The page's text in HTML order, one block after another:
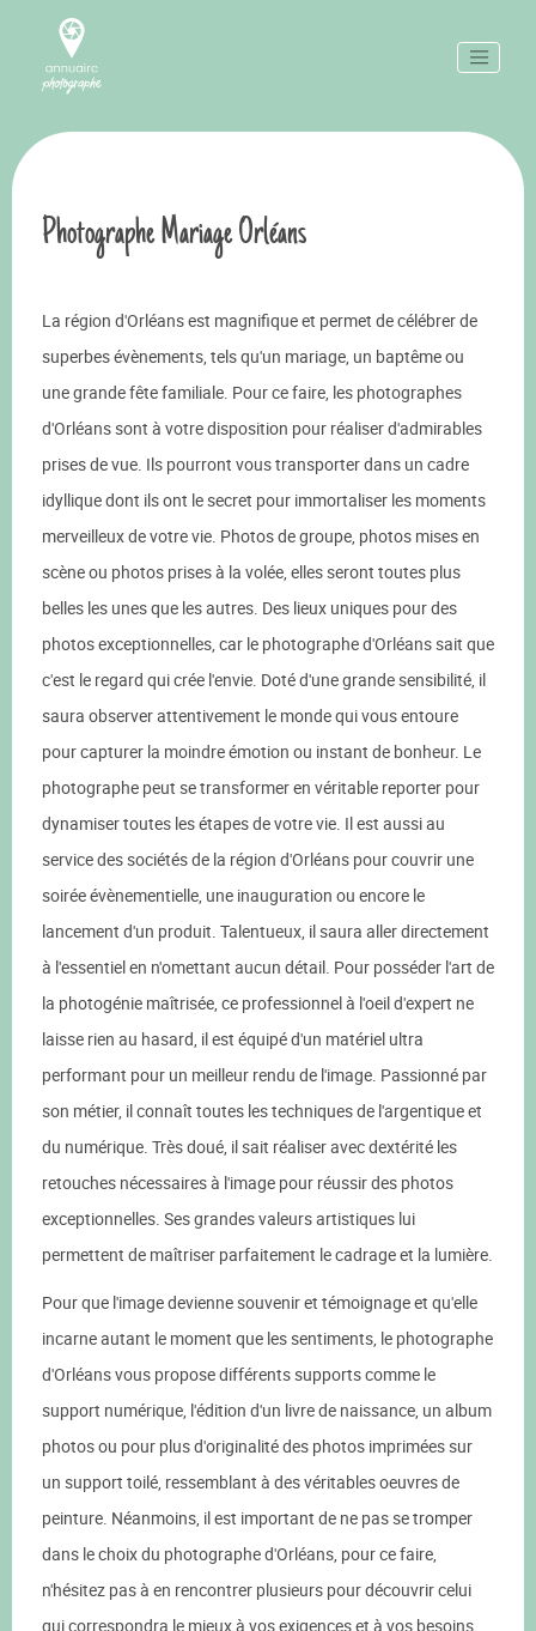
Photographe Mariage Orléans
La région d'Orléans est magnifique et permet de célébrer de
superbes évènements, tels qu'un mariage, un baptême ou
une grande fête familiale. Pour ce faire, les photographes
d'Orléans sont à votre disposition pour réaliser d'admirables
prises de vue. Ils pourront vous transporter dans un cadre
idyllique dont ils ont le secret pour immortaliser les moments
merveilleux de votre vie. Photos de groupe, photos mises en
scène ou photos prises à la volée, elles seront toutes plus
belles les unes que les autres. Des lieux uniques pour des
photos exceptionnelles, car le photographe d'Orléans sait que
c'est le regard qui crée l'envie. Doté d'une grande sensibilité, il
saura observer attentivement le monde qui vous entoure
pour capturer la moindre émotion ou instant de bonheur. Le
photographe peut se transformer en véritable reporter pour
dynamiser toutes les étapes de votre vie. Il est aussi au
service des sociétés de la région d'Orléans pour couvrir une
soirée évènementielle, une inauguration ou encore le
lancement d'un produit. Talentueux, il saura aller directement
à l'essentiel en n'omettant aucun détail. Pour posséder l'art de
la photogénie maîtrisée, ce professionnel à l'oeil d'expert ne
laisse rien au hasard, il est équipé d'un matériel ultra
performant pour un meilleur rendu de l'image. Passionné par
son métier, il connaît toutes les techniques de l'argentique et
du numérique. Très doué, il sait réaliser avec dextérité les
retouches nécessaires à l'image pour réussir des photos
exceptionnelles. Ses grandes valeurs artistiques lui
permettent de maîtriser parfaitement le cadrage et la lumière.
Pour que l'image devienne souvenir et témoignage et qu'elle
incarne autant le moment que les sentiments, le photographe
d'Orléans vous propose différents supports comme le
support numérique, l'édition d'un livre de naissance, un album
photos ou pour plus d'originalité des photos imprimées sur
un support toilé, ressemblant à des véritables oeuvres de
peinture. Néanmoins, il est important de ne pas se tromper
dans le choix du photographe d'Orléans, pour ce faire,
n'hésitez pas à en rencontrer plusieurs pour découvrir celui
qui correspondra le mieux à vos exigences et à vos besoins.